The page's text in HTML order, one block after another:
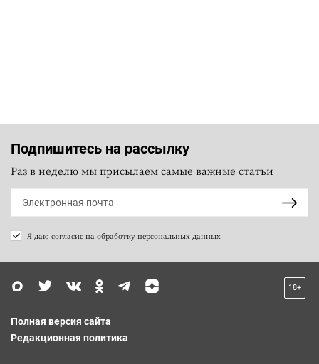
Подпишитесь на рассылку
Раз в неделю мы присылаем самые важные статьи
Я даю согласие на обработку персональных данных
18+
Полная версия сайта
Редакционная политика